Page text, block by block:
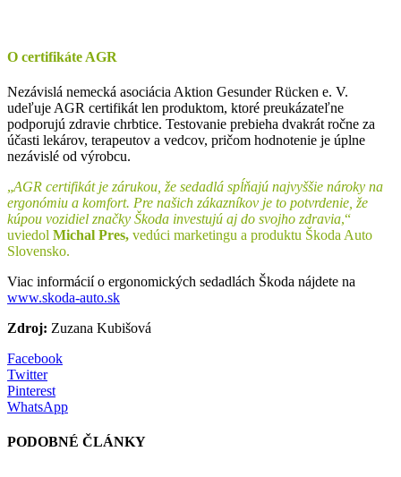
O certifikáte AGR
Nezávislá nemecká asociácia Aktion Gesunder Rücken e. V.
udeľuje AGR certifikát len produktom, ktoré preukázateľne
podporujú zdravie chrbtice. Testovanie prebieha dvakrát ročne za
účasti lekárov, terapeutov a vedcov, pričom hodnotenie je úplne
nezávislé od výrobcu.
„AGR certifikát je zárukou, že sedadlá spĺňajú najvyššie nároky na
ergonómiu a komfort. Pre našich zákazníkov je to potvrdenie, že
kúpou vozidiel značky Škoda investujú aj do svojho zdravia,“
uviedol Michal Pres, vedúci marketingu a produktu Škoda Auto
Slovensko.
Viac informácií o ergonomických sedadlách Škoda nájdete na
www.skoda-auto.sk
Zdroj: Zuzana Kubišová
Facebook
Twitter
Pinterest
WhatsApp
PODOBNÉ ČLÁNKY